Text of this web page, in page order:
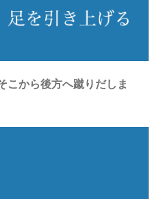
こから後方へ蹴りだしま